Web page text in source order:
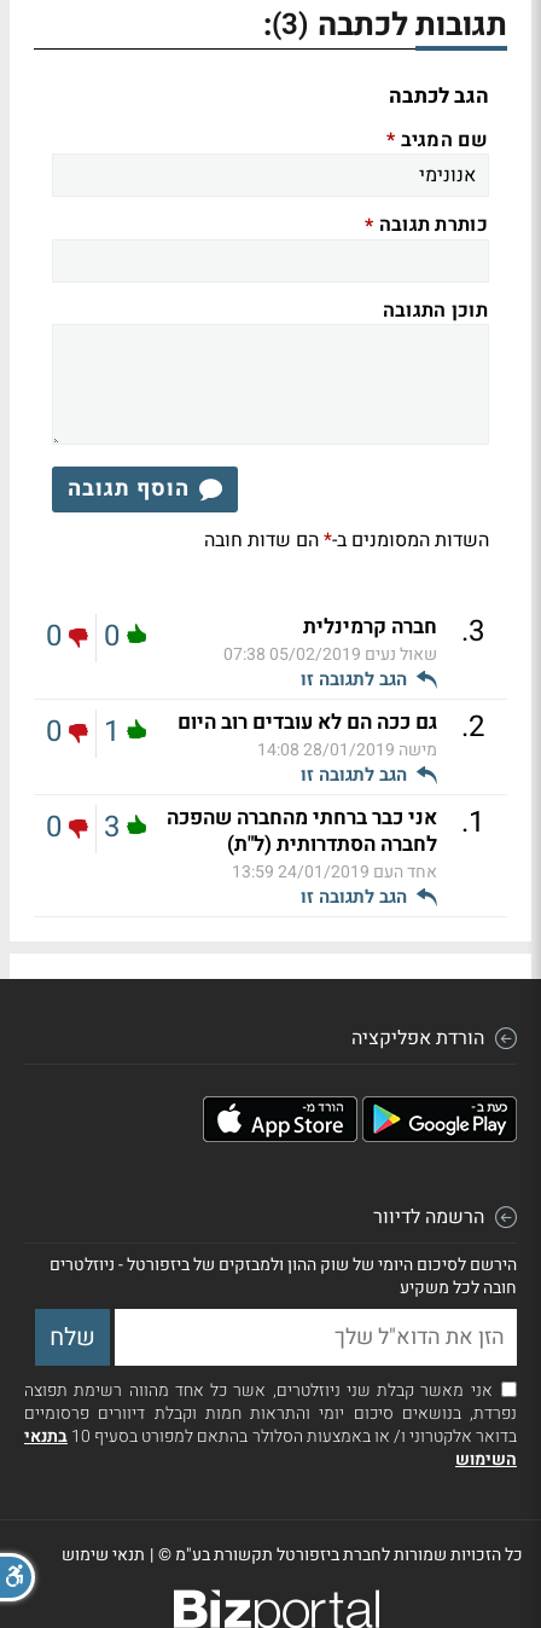
תגובות לכתבה (3)
:
הגב לכתבה
שם המגיב *
כותרת תגובה *
תוכן התגובה
הוסף תגובה
השדות המסומנים ב-*הם שדות חובה
3
. חברה קרמינלית
שאול נעים 05/02/2019 07:38
הגב לתגובה זו
0
0
2
. גם ככה הם לא עובדים רוב היום
מישה 28/01/2019 14:08
הגב לתגובה זו
1
0
1
.
אני כבר ברחתי מהחברה שהפכה
לחברה הסתדרותית (ל"ת)
אחד העם 24/01/2019 13:59
הגב לתגובה זו
3
0
הורדת אפליקציה
הרשמה לדיוור
הירשם לסיכום היומי של שוק ההון ולמבזקים של ביזפורטל - ניוזלטרים
חובה לכל משקיע
אני מאשר קבלת שני ניוזלטרים, אשר כל אחד מהווה רשימת תפוצה
נפרדת, בנושאים סיכום יומי והתראות חמות וקבלת דיוורים פרסומיים
בדואר אלקטרוני ו/ או באמצעות הסלולר בהתאם למפורט בסעיף 10
בתנאי
השימוש
כל הזכויות שמורות לחברת ביזפורטל תקשורת בע"מ ©| תנאי שימוש